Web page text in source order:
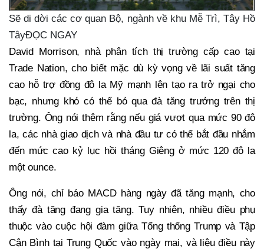
Sẽ di dời các cơ quan Bộ, ngành về khu Mễ Trì, Tây Hồ
TâyĐỌC NGAY
David Morrison, nhà phân tích thị trường cấp cao tại
Trade Nation, cho biết mặc dù kỳ vọng về lãi suất tăng
cao hỗ trợ đồng đô la Mỹ mạnh lên tạo ra trở ngại cho
bạc, nhưng khó có thể bỏ qua đà tăng trưởng trên thị
trường. Ông nói thêm rằng nếu giá vượt qua mức 90 đô
la, các nhà giao dịch và nhà đầu tư có thể bắt đầu nhắm
đến mức cao kỷ lục hồi tháng Giêng ở mức 120 đô la
một ounce.
Ông nói, chỉ báo MACD hàng ngày đã tăng mạnh, cho
thấy đà tăng đang gia tăng. Tuy nhiên, nhiều điều phụ
thuộc vào cuộc hội đàm giữa Tổng thống Trump và Tập
Cận Bình tại Trung Quốc vào ngày mai, và liệu điều này